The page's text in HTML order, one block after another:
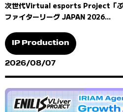
次世代Virtual esports Project「ぶ
ファイターリーグ JAPAN 2026...
IP Production
2026/08/07